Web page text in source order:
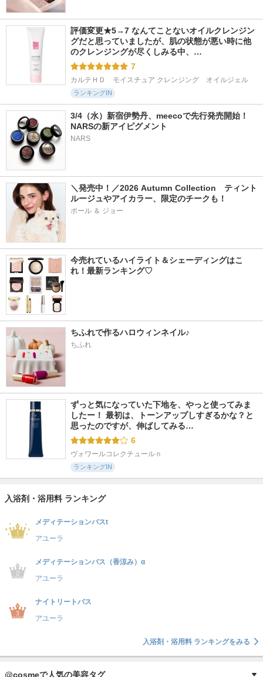
評価変更★5→7 なんてことないオイルクレンジン
グだと思っていましたが、肌の状態が悪い時に他
のクレンジングが尽くしみる中、…
7
カルテＨＤ　モイスチュア クレンジング　オイルジェル
ランキングIN
3/4（水）新宿伊勢丹、meecoで先行発売開始！
NARSの新アイピグメント
NARS
＼発売中！／2026 Autumn Collection　ティント
ルージュやアイカラー、限定のチークも！
ポール ＆ ジョー
今売れているハイライト＆シェーディングはこ
れ！最新ランキング♡
ちふれで作るハロウィンネイル♪
ちふれ
ずっと気になっていた下地を、やっと使ってみま
したー！ 最初は、トーンアップしすぎるかな？と
思ったのですが、伸ばしてみる…
6
ヴォワールコレクチュールｎ
ランキングIN
入浴剤・浴用料 ランキング
メディテーションバスt
アユーラ
メディテーションバス（香涼み）α
アユーラ
ナイトリートバス
アユーラ
入浴剤・浴用料 ランキングをみる
@cosmeで人気の美容タグ